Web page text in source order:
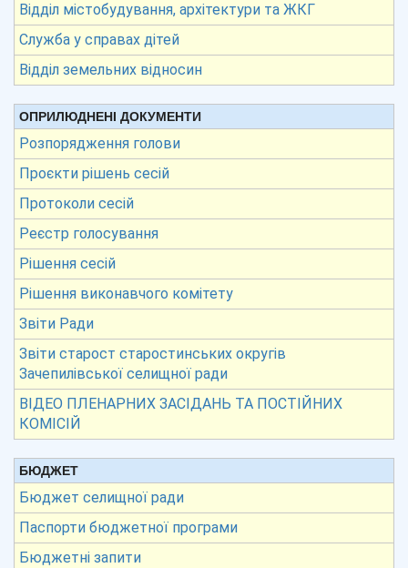
Відділ містобудування, архітектури та ЖКГ
Служба у справах дітей
Відділ земельних відносин
ОПРИЛЮДНЕНІ ДОКУМЕНТИ
Розпорядження голови
Проєкти рішень сесій
Протоколи сесій
Реєстр голосування
Рішення сесій
Рішення виконавчого комітету
Звіти Ради
Звіти старост старостинських округів
Зачепилівської селищної ради
ВІДЕО ПЛЕНАРНИХ ЗАСІДАНЬ ТА ПОСТІЙНИХ
КОМІСІЙ
БЮДЖЕТ
Бюджет селищної ради
Паспорти бюджетної програми
Бюджетні запити